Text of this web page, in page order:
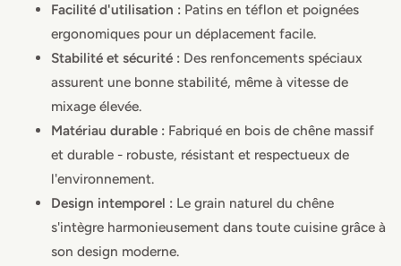
Facilité d'utilisation :Patins en téflon et poignées
ergonomiques pour un déplacement facile.
Stabilité et sécurité :Des renfoncements spéciaux
assurent une bonne stabilité, même à vitesse de
mixage élevée.
Matériau durable :Fabriqué en bois de chêne massif
et durable - robuste, résistant et respectueux de
l'environnement.
Design intemporel :Le grain naturel du chêne
s'intègre harmonieusement dans toute cuisine grâce à
son design moderne.